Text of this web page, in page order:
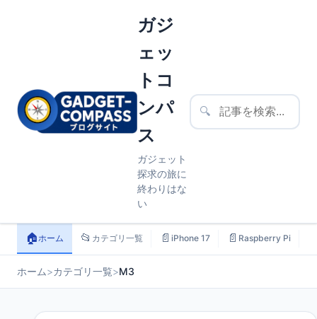
ガジ
ェッ
トコ
ンパ
ス
ガジェット
探求の旅に
終わりはな
い
🔍
🏠ホーム 📂 カテゴリ一覧 📄 iPhone 17 📄 Raspberry Pi
ホーム>カテゴリ一覧>M3